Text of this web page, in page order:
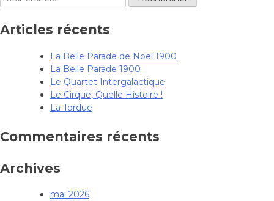
l’article
Articles récents
La Belle Parade de Noel 1900
La Belle Parade 1900
Le Quartet Intergalactique
Le Cirque, Quelle Histoire !
La Tordue
Commentaires récents
Archives
mai 2026